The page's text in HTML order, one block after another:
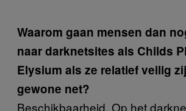
Waarom gaan mensen dan
naar darknetsites als Childs
Elysium als ze relatief veilig
gewone net?
Beschikbaarheid. Op het